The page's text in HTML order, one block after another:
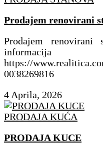
Prodajem renovirani
Prodajem
https://
0038269816
4 Aprila, 2026
PRODAJA KUĆA
PRODAJA KUCE